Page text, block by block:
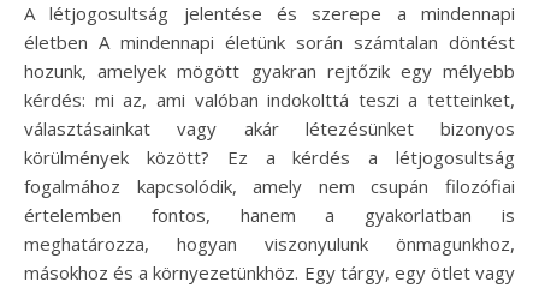
A létjogosultság jelentése és szerepe a mindennapi
életben A mindennapi életünk során számtalan döntést
hozunk, amelyek mögött gyakran rejtőzik egy mélyebb
kérdés: mi az, ami valóban indokolttá teszi a tetteinket,
választásainkat vagy akár létezésünket bizonyos
körülmények között? Ez a kérdés a létjogosultság
fogalmához kapcsolódik, amely nem csupán filozófiai
értelemben fontos, hanem a gyakorlatban is
meghatározza, hogyan viszonyulunk önmagunkhoz,
másokhoz és a környezetünkhöz. Egy tárgy, egy ötlet vagy